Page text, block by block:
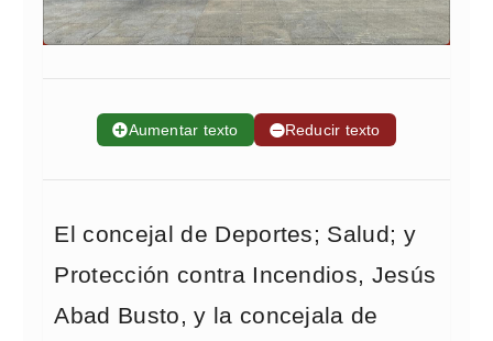
➕Aumentar texto ➖Reducir texto
El concejal de Deportes; Salud; y
Protección contra Incendios, Jesús
Abad Busto, y la concejala de